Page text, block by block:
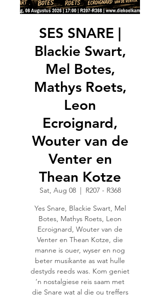
SES SNARE |
Blackie Swart,
Mel Botes,
Mathys Roets,
Leon
Ecroignard,
Wouter van de
Venter en
Thean Kotze
Sat, Aug 08
  |
R207 - R368
Yes Snare, Blackie Swart, Mel
Botes, Mathys Roets, Leon
Ecroignard, Wouter van de
Venter en Thean Kotze, die
manne is ouer, wyser en nog
beter musikante as wat hulle
destyds reeds was. Kom geniet
‘n nostalgiese reis saam met
die Snare wat al die ou treffers